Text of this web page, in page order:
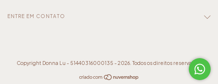
ENTRE EM CONTATO
Copyright Donna Lu - 51440316000135 - 2026. Todos os direitos reservados.